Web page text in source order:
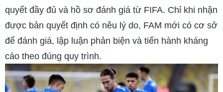
quyết đầy đủ và hồ sơ đánh giá từ FIFA. Chỉ khi nhận
được bản quyết định có nêu lý do, FAM mới có cơ sở
để đánh giá, lập luận phản biện và tiến hành kháng
cáo theo đúng quy trình.